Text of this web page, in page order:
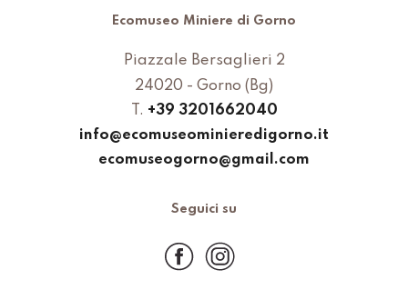
Ecomuseo Miniere di Gorno
Piazzale Bersaglieri 2
24020 - Gorno (Bg)
T. +39 3201662040
info@ecomuseominieredigorno.it
ecomuseogorno@gmail.com
Seguici su